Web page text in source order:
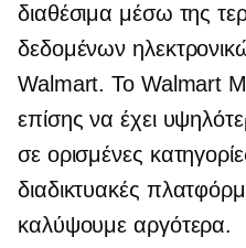
διαθέσιμα μέσω της
δεδομένων
Walmart. Το Walmart
επίσης να έχει
σε ορισμένες
διαδικτυακές
καλύψουμε αργότερα.